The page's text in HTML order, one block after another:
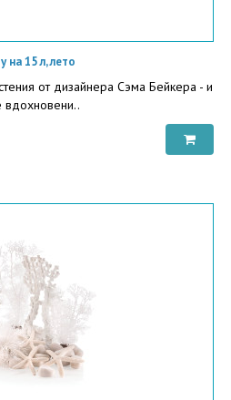
на 15 л, лето
от дизайнера Сэма Бейкера - и
вдохновени..